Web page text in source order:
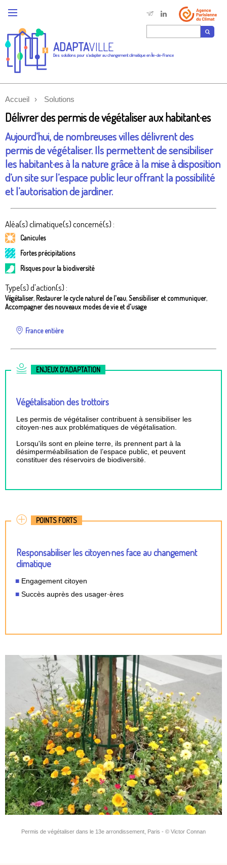
ADAPTAVILLE
Des solutions pour s'adapter au changement climatique en Île-de-France
Accueil Solutions
Délivrer des permis de végétaliser aux habitant·es
Aujourd’hui, de nombreuses villes délivrent des
permis de végétaliser. Ils permettent de sensibiliser
les habitant·es à la nature grâce à la mise à disposition
d’un site sur l’espace public leur offrant la possibilité
et l’autorisation de jardiner.
Aléa(s) climatique(s) concerné(s) :
Canicules
Fortes précipitations
Risques pour la biodiversité
Type(s) d'action(s) :
Végétaliser, Restaurer le cycle naturel de l'eau, Sensibiliser et communiquer,
Accompagner des nouveaux modes de vie et d'usage
France entière
ENJEUX D'ADAPTATION
Végétalisation des trottoirs
Les permis de végétaliser contribuent à sensibiliser les
citoyen·nes aux problématiques de végétalisation.
Lorsqu'ils sont en pleine terre, ils prennent part à la
désimperméabilisation de l’espace public, et peuvent
constituer des réservoirs de biodiversité.
POINTS FORTS
Responsabiliser les citoyen·nes face au changement
climatique
Engagement citoyen
Succès auprès des usager·ères
Permis de végétaliser dans le 13e arrondissement, Paris - © Victor Connan